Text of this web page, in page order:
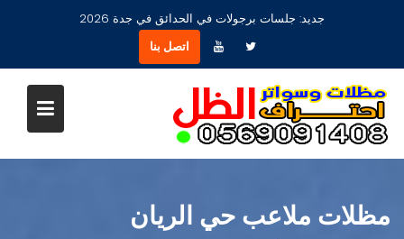
جديد: جلسات برجولات في الحدائق في جدة 2026
اتصل بنا
مظلات ملاعب حي الريان